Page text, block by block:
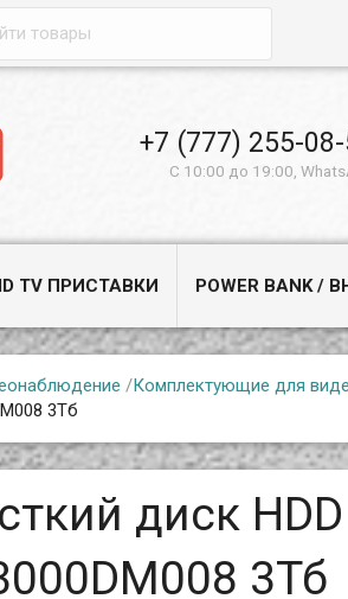
+7 (777) 255-
С 10:00 до 19:00,
TV ПРИСТАВКИ POWER BANK
/Комплектующие для
3Тб
диск
3Тб